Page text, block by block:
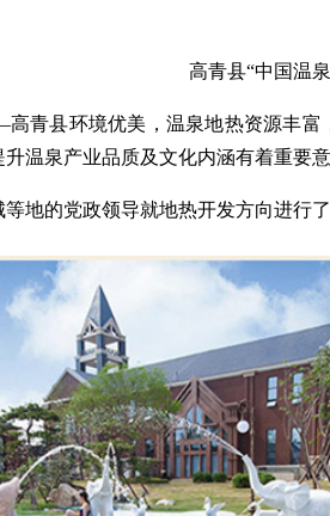
高青县“中国温
青县环境优美，温泉地热资源丰
温泉产业品质及文化内涵有着重要
地的党政领导就地热开发方向进行了